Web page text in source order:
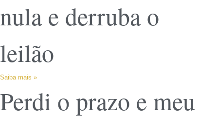
nula e derruba o
leilão
Saiba mais »
Perdi o prazo e meu